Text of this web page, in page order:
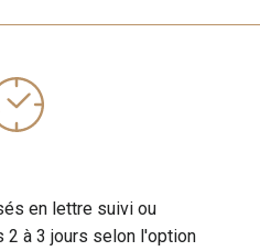
en lettre suivi ou
à 3 jours selon l'option